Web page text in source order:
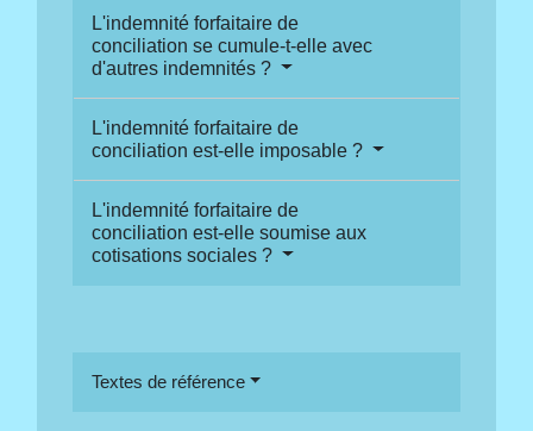
L'indemnité forfaitaire de
conciliation se cumule-t-elle avec
d'autres indemnités ?
L'indemnité forfaitaire de
conciliation est-elle imposable ?
L'indemnité forfaitaire de
conciliation est-elle soumise aux
cotisations sociales ?
Textes de référence